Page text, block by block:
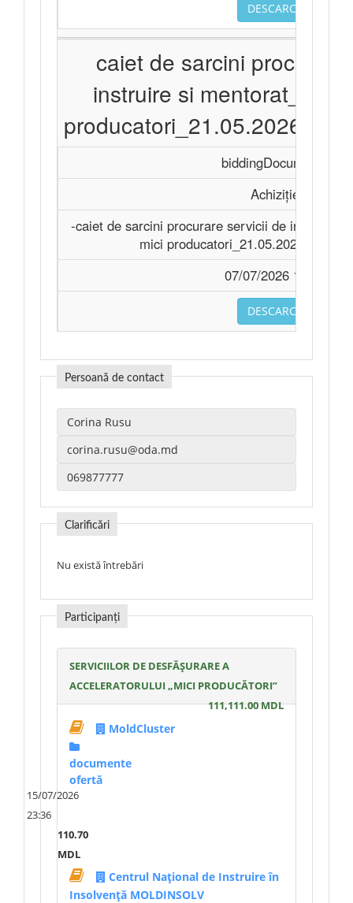
DESCARCA
caiet de sarcini
instruire si
biddingDocuments
Achiziție
-caiet de sarcini procurare servicii de instruire
mici
07/07/2026 11:28
DESCARCA
Persoană de contact
Clarificări
Nu există întrebări
Participanți
SERVICIILOR DE DESFĂȘURARE A
ACCELERATORULUI „MICI PRODUCĂTORI”
111,111.00 MDL
MoldCluster
documente
ofertă
15/07/2026
23:36
110.70
MDL
Centrul Național de Instruire în
Insolvență MOLDINSOLV